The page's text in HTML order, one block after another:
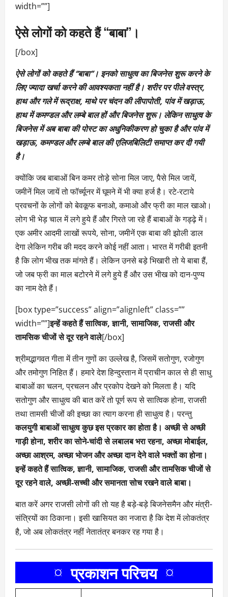
width=””]
ऐसे लोगों को कहते हैं ‘‘बाबा’’।
[/box]
ऐसे लोगों को कहते हैं ‘‘बाबा’’। इनको साधुत्व का बिजनेस शुरू करने के
लिए ज्यादा खर्चा करने की आवश्यकता नहीं है। शरीर पर पीले वस्त्र,
हाथ और गले में रूद्राक्ष, माथे पर चंदन की लीपापोती, पांव में खड़ाऊ,
हाथ में कमण्डल और लम्बे बाल हों और बिजनेस शुरू। लेकिन साधुत्व के
बिजनेस में अब बाबा की पोस्ट का अधुनिकीकरण हो चुका है और पांव में
खड़ाऊ, कमण्डल और लम्बे बाल की एलिजबिलिटी समाप्त कर दी गयी
है।
क्योंकि जब बाबाओं बिन कमर तोड़े सोना मिल जाए, पैसे मिल जायें,
जमीनें मिल जायें तो फॉर्च्यूनर में घूमने में भी क्या हर्ज है। रटे-रटाये
प्रवचनों के लोगों को बेवकूफ बनाओ, कमाओ और फ्री का माल खाओ।
लोग भी भेड़ चाल में लगे हुये हैं और गिरते जा रहे हैं बाबाओं के गड्ढ़े में।
एक अमीर आदमी लाखों रूपये, सोना, जमीनें एक बाबा की झोली डाल
देगा लेकिन गरीब की मदद करने कोई नहीं आता। भारत में गरीबी इतनी
है कि लोग भीख तक मांगते हैं। लेकिन उनसे बड़े भिखारी तो ये बाबा हैं,
जो जब फ्री का माल बटोरने में लगे हुये हैं और उस भीख को दान-पुण्य
का नाम देते हैं।
[box type=”success” align=”alignleft” class=””
width=””]इन्हें कहते हैं सात्विक, ज्ञानी, सामाजिक, राजसी और
तामसिक चीजों से दूर रहने वाले[/box]
श्रीमद्भागवत गीता में तीन गुणों का उल्लेख है, जिसमें सतोगुण, रजोगुण
और तमोगुण निहित हैं। हमारे देश हिन्दुस्तान में प्राचीन काल से ही साधु
बाबाओं का चलन, प्रचलन और प्रकोप देखने को मिलता है। यदि
सतोगुण और साधुत्व की बात करें तो पूर्ण रूप से सात्विक होना, राजसी
तथा तामसी चीजों की इच्छा का त्याग करना ही साधुत्व है। परन्तु
कलयुगी बाबाओं साधुत्व कुछ इस प्रकार का होता है। अच्छी से अच्छी
गाड़ी होना, शरीर का सोने-चांदी से लबालब भरा रहना, अच्छा मोबाईल,
अच्छा आश्रम, अच्छा भोजन और अच्छा दान देने वाले भक्तों का होना।
इन्हें कहते हैं सात्विक, ज्ञानी, सामाजिक, राजसी और तामसिक चीजों से
दूर रहने वाले, अच्छी-सच्ची और समानता सोच रखने वाले बाबा।
बात करें अगर राजसी लोगों की तो यह है बड़े-बड़े बिजनेसमैन और मंत्री-
संत्रियों का ठिकाना। इसी खासियत का नजारा है कि देश में लोकतंत्र
है, जो अब लोकतंत्र नहीं नेतातंत्र बनकर रह गया है।
¤ प्रकाशन परिचय ¤